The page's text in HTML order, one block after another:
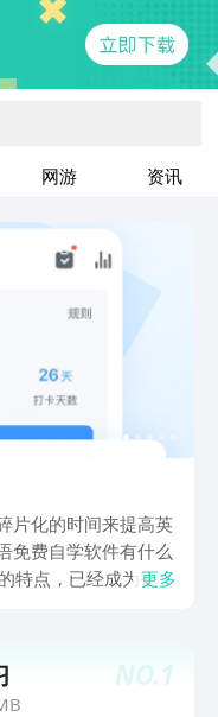
网游 资讯
片化的时间来提高英
免费自学软件有什么
特点，已经成为很多
，帮助您寻找到最适
更多
NO.1